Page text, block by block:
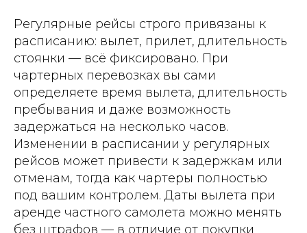
Регулярные рейсы строго привязаны к
расписанию: вылет, прилет, длительность
стоянки — всё фиксировано. При
чартерных перевозках вы сами
определяете время вылета, длительность
пребывания и даже возможность
задержаться на несколько часов.
Изменении в расписании у регулярных
рейсов может привести к задержкам или
отменам, тогда как чартеры полностью
под вашим контролем. Даты вылета при
аренде частного самолета можно менять
без штрафов — в отличие от покупки